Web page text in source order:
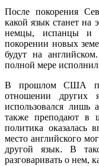
После покорения
какой язык станет на
немцы, испанцы и
покорении новых
будут на
полной мере
В прошлом США
отношении других
использовался лишь
также преподают в
политика оказалась
место английского
другой язык. В
разговаривать о нем,